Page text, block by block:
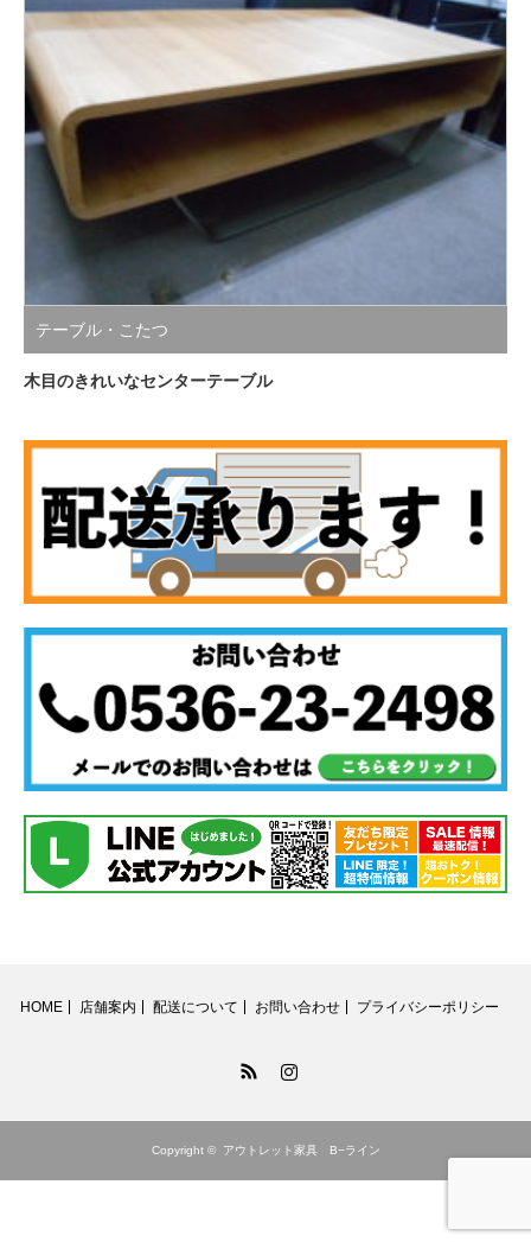
テーブル・こたつ
木目のきれいなセンターテーブル
HOME 店舗案内 配送について お問い合わせ プライバシーポリシー
Copyright © アウトレット家具 B−ライン